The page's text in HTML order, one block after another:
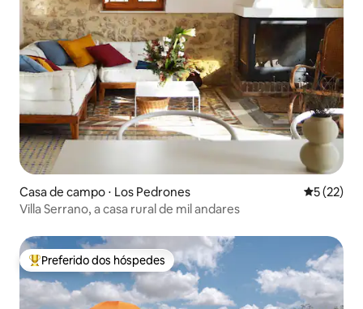
Casa de campo ⋅ Los Pedrones 5 de uma
5 (22)
Villa Serrano, a casa rural de mil andares
Entre os melhores preferidos dos hóspedes
Preferido dos hóspedes